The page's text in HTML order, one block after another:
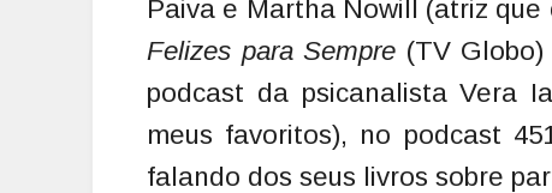
Paiva e Martha Nowill (atriz
Felizes para Sempre (TV
podcast da psicanalista Vera
meus favoritos), no podcast
falando dos seus livros sobre